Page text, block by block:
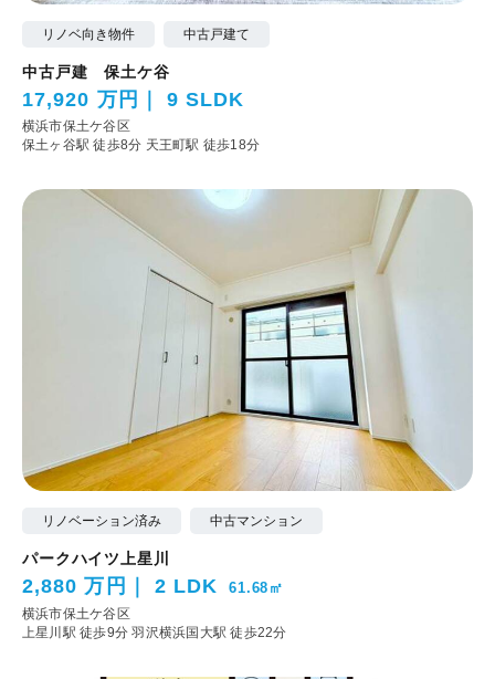
リノベ向き物件 中古戸建て
中古戸建 保土ケ谷
17,920 万円 9 SLDK
横浜市保土ケ谷区
保土ヶ谷駅 徒歩8分 天王町駅 徒歩18分
リノベーション済み 中古マンション
パークハイツ上星川
2,880 万円 2 LDK 61.68㎡
横浜市保土ケ谷区
上星川駅 徒歩9分羽沢横浜国大駅 徒歩22分